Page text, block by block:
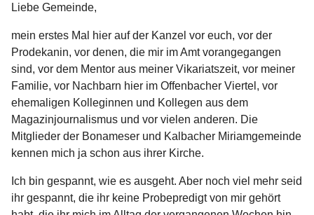
Liebe Gemeinde,
mein erstes Mal hier auf der Kanzel vor euch, vor der
Prodekanin, vor denen, die mir im Amt vorangegangen
sind, vor dem Mentor aus meiner Vikariatszeit, vor meiner
Familie, vor Nachbarn hier im Offenbacher Viertel, vor
ehemaligen Kolleginnen und Kollegen aus dem
Magazinjournalismus und vor vielen anderen. Die
Mitglieder der Bonameser und Kalbacher Miriamgemeinde
kennen mich ja schon aus ihrer Kirche.
Ich bin gespannt, wie es ausgeht. Aber noch viel mehr seid
ihr gespannt, die ihr keine Probepredigt von mir gehört